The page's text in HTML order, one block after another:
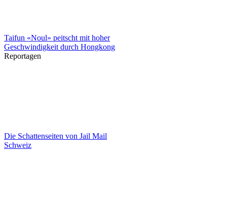
Taifun «Noul» peitscht mit hoher
Geschwindigkeit durch Hongkong
Reportagen
Die Schattenseiten von Jail Mail
Schweiz